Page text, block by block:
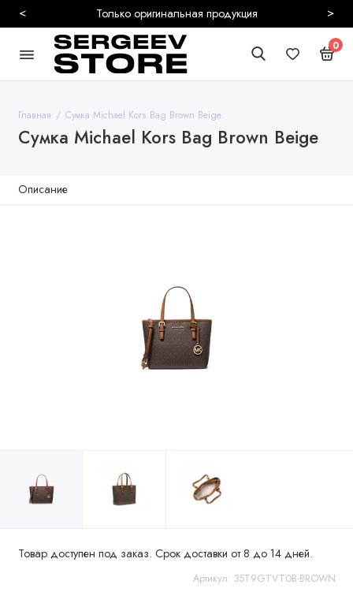
Безопасная
< >
0
Главная Сумка Michael Kors Bag Brown Beige
Сумка Michael Kors Bag Brown Beige
Описание
Товар доступен под заказ. Срок доставки от 8 до 14 дней.
Артикул: 35T9GTVT0B-BROWN